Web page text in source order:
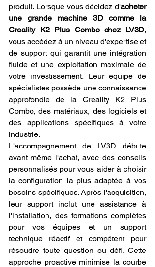
produit. Lorsque vous décidez d'acheter
une grande machine 3D comme la
Creality K2 Plus Combo chez LV3D,
vous accédez à un niveau d'expertise et
de support qui garantit une intégration
fluide et une exploitation maximale de
votre investissement. Leur équipe de
spécialistes possède une connaissance
approfondie de la Creality K2 Plus
Combo, des matériaux, des logiciels et
des applications spécifiques à votre
industrie.
L'accompagnement de LV3D débute
avant même l'achat, avec des conseils
personnalisés pour vous aider à choisir
la configuration la plus adaptée à vos
besoins spécifiques. Après l'acquisition,
leur support inclut une assistance à
l'installation, des formations complètes
pour vos équipes et un support
technique réactif et compétent pour
résoudre toute question ou défi. Cette
approche proactive minimise la courbe